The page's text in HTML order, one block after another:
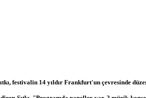
festivalin 14 yıldır Frankfurt'un çevresinde